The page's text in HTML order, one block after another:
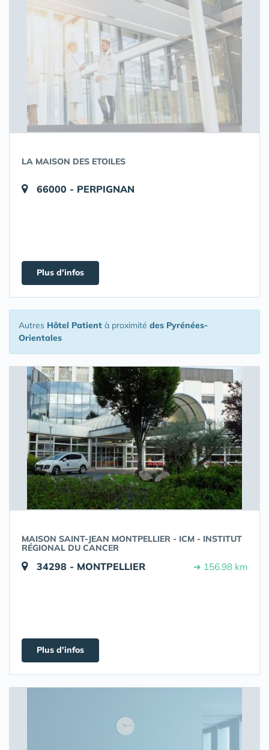
LA MAISON DES ETOILES
66000 - PERPIGNAN
Plus d'infos
Autres Hôtel Patient à proximité des Pyrénées-
Orientales
MAISON SAINT-JEAN MONTPELLIER - ICM - INSTITUT
RÉGIONAL DU CANCER
34298 - MONTPELLIER ➔ 156.98 km
Plus d'infos